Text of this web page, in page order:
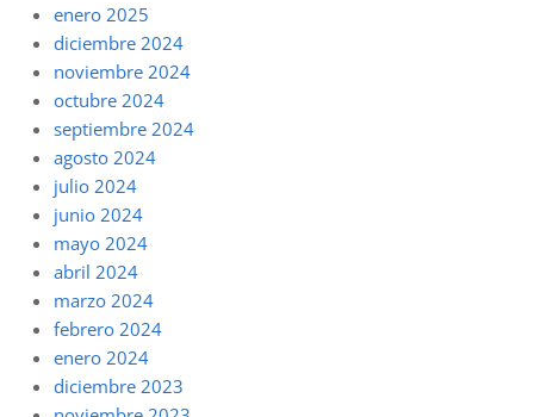
enero 2025
diciembre 2024
noviembre 2024
octubre 2024
septiembre 2024
agosto 2024
julio 2024
junio 2024
mayo 2024
abril 2024
marzo 2024
febrero 2024
enero 2024
diciembre 2023